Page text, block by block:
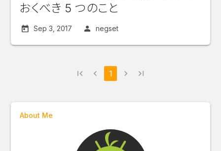
おくべき 5 つのこと
Sep 3, 2017 negset
first_page navigate_before 1 navigate_next last_page
About Me